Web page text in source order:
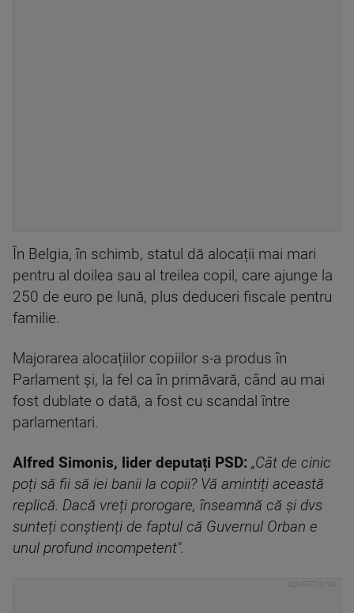
În Belgia, în schimb, statul dă alocații mai mari
pentru al doilea sau al treilea copil, care ajunge la
250 de euro pe lună, plus deduceri fiscale pentru
familie.
Majorarea alocațiilor copiilor s-a produs în
Parlament și, la fel ca în primăvară, când au mai
fost dublate o dată, a fost cu scandal între
parlamentari.
Alfred Simonis, lider deputați PSD: „Cât de cinic
poți să fii să iei banii la copii? Vă amintiți această
replică. Dacă vreți prorogare, înseamnă că și dvs
sunteți conștienți de faptul că Guvernul Orban e
unul profund incompetent".